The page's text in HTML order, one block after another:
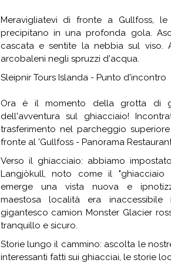
Meravigliatevi di fronte a Gullfoss,
precipitano in una profonda gola.
cascata e sentite la nebbia sul viso.
arcobaleni negli spruzzi d'acqua.
Sleipnir Tours Islanda - Punto d'incontro
Ora è il momento della grotta di
dell'avventura sul ghiacciaio!
trasferimento nel parcheggio
fronte al 'Gullfoss - Panorama
Verso il ghiacciaio: abbiamo
Langjökull, noto come il "ghiacciaio
emerge una vista nuova e
maestosa località era
gigantesco camion Monster Glacier
tranquillo e sicuro.
Storie lungo il cammino: ascolta le
interessanti fatti sui ghiacciai, le storie